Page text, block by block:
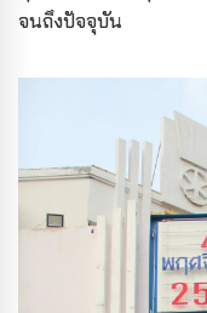
จนถึงปัจจุบัน